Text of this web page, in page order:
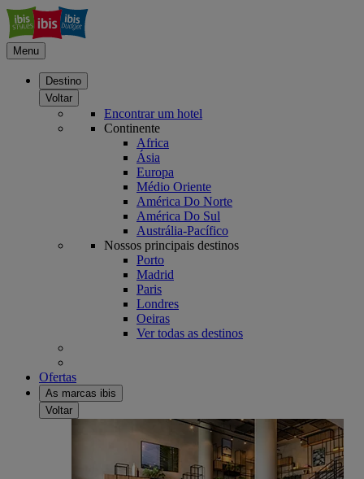
Menu
Destino
Voltar
Encontrar um hotel
Continente
Africa
Ásia
Europa
Médio Oriente
América Do Norte
América Do Sul
Austrália-Pacífico
Nossos principais destinos
Porto
Madrid
Paris
Londres
Oeiras
Ver todas as destinos
Ofertas
As marcas ibis
Voltar